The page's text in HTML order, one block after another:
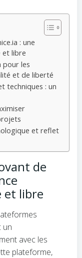
: une
et libre
pour les
et de liberté
techniques : un
et reflet
de
et libre
un
avec les
plateforme,